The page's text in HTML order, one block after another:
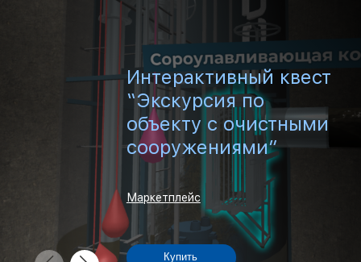
Интерактивный квест
“Экскурсия по
объекту с очистными
сооружениями”
Маркетплейс
Купить